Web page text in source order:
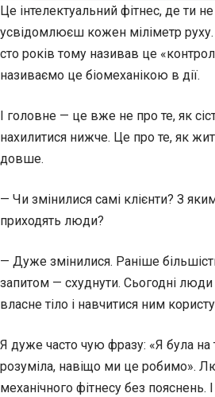
Це інтелектуальний фітнес, де ти
усвідомлюєш кожен міліметр
сто років тому називав це
називаємо це біомеханікою в дії.
І головне — це вже не про те, як
нахилитися нижче. Це про те, як
довше.
— Чи змінилися самі клієнти? З
приходять люди?
— Дуже змінилися. Раніше
запитом — схуднути. Сьогодні люди
власне тіло і навчитися ним
Я дуже часто чую фразу: «Я була на
розуміла, навіщо ми це робимо».
механічного фітнесу без пояснень.